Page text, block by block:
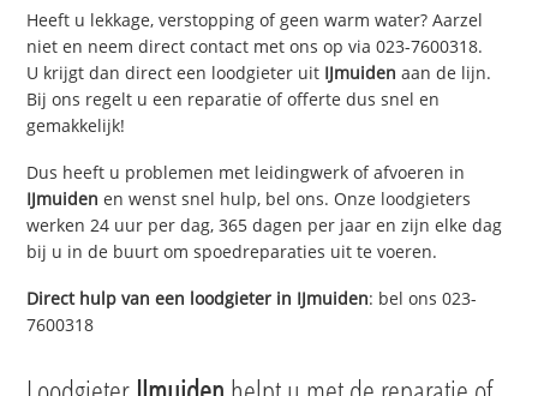
Heeft u lekkage, verstopping of geen warm water? Aarzel
niet en neem direct contact met ons op via 023-7600318.
U krijgt dan direct een loodgieter uit IJmuiden aan de lijn.
Bij ons regelt u een reparatie of offerte dus snel en
gemakkelijk!
Dus heeft u problemen met leidingwerk of afvoeren in
IJmuiden en wenst snel hulp, bel ons. Onze loodgieters
werken 24 uur per dag, 365 dagen per jaar en zijn elke dag
bij u in de buurt om spoedreparaties uit te voeren.
Direct hulp van een loodgieter in IJmuiden: bel ons 023-
7600318